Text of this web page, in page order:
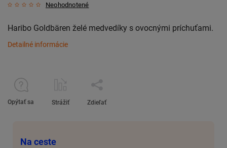
Neohodnotené
Na ceste
Haribo Goldbären želé medvedíky s ovocnými príchuťami.
Detailné informácie
Opýtať sa Strážiť Zdieľať